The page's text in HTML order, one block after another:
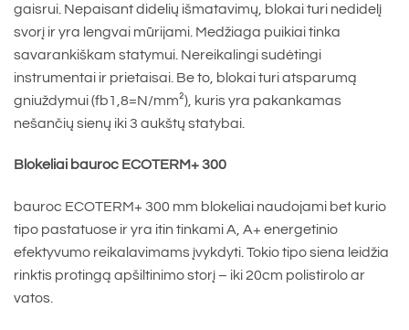
gaisrui. Nepaisant didelių išmatavimų, blokai turi nedidelį
svorį ir yra lengvai mūrijami. Medžiaga puikiai tinka
savarankiškam statymui. Nereikalingi sudėtingi
instrumentai ir prietaisai. Be to, blokai turi atsparumą
gniuždymui (fb1,8=N/mm²), kuris yra pakankamas
nešančių sienų iki 3 aukštų statybai.
Blokeliai bauroc ECOTERM+ 300
bauroc ECOTERM+ 300 mm blokeliai naudojami bet kurio
tipo pastatuose ir yra itin tinkami A, A+ energetinio
efektyvumo reikalavimams įvykdyti. Tokio tipo siena leidžia
rinktis protingą apšiltinimo storį – iki 20cm polistirolo ar
vatos.